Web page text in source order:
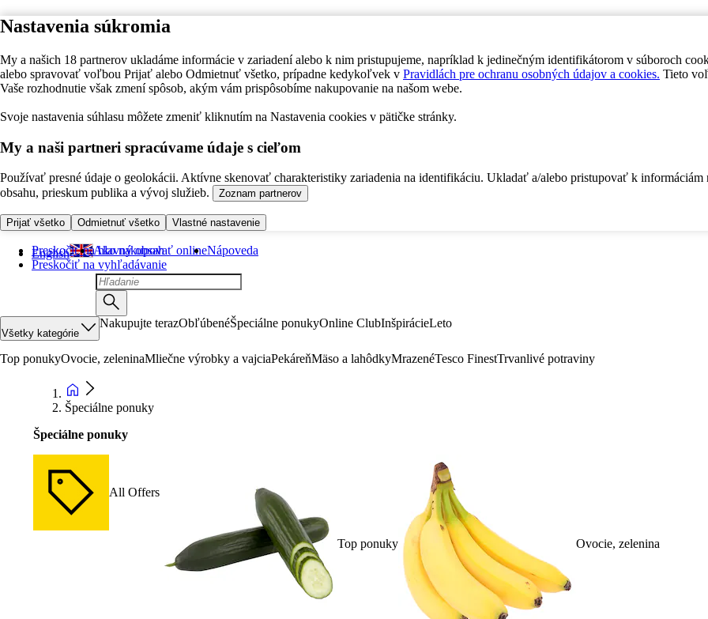
Nastavenia súkromia
My a našich 18 partnerov ukladáme informácie v zariadení alebo k nim pristupujeme, napríklad k jedinečným identifikátorom v súboroch
alebo spravovať voľbou Prijať alebo Odmietnuť všetko, prípadne kedykoľvek v Pravidlách pre ochranu osobných údajov a cookies. Tieto
Vaše rozhodnutie však zmení spôsob, akým vám prispôsobíme nakupovanie na našom webe.
Svoje nastavenia súhlasu môžete zmeniť kliknutím na Nastavenia cookies v pätičke stránky.
My a naši partneri spracúvame údaje s cieľom
Používať presné údaje o geolokácii. Aktívne skenovať charakteristiky zariadenia na identifikáciu. Ukladať a/alebo pristupovať k informáciám
obsahu, prieskum publika a vývoj služieb.
Zoznam partnerov
Prijať všetko Odmietnuť všetko Vlastné nastavenie
Preskočiť na hlavný obsah
Preskočiť na vyhľadávanie
English Ako nakupovať onlineNápoveda
Všetky kategórie
Nakupujte terazObľúbenéŠpeciálne ponukyOnline ClubInšpirácieLeto
Top ponukyOvocie, zeleninaMliečne výrobky a vajciaPekáreňMäso a lahôdkyMrazenéTesco FinestTrvanlivé potraviny
Špeciálne ponuky
Špeciálne ponuky
All Offers
Top ponuky Ovocie, zelenina